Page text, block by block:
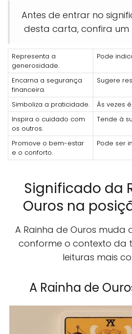
Antes de entrar no
desta carta, confira um
Representa a
generosidade.
Pode
Encarna a segurança
financeira.
Sugere
Simboliza a praticidade.
Às vezes
Inspira o cuidado com
os outros.
Tende à
Promove o bem-estar
e o conforto.
Pode ser
Significado da
Ouros na
A Rainha de Ouros
conforme o contexto da
leituras mais
A Rainha de